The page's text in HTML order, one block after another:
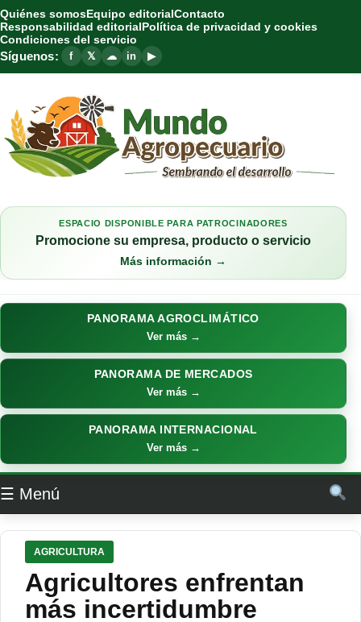
Quiénes somosEquipo editorialContacto
Responsabilidad editorialPolítica de privacidad y cookies
Condiciones del servicio
Síguenos: f 𝕏 ☁ in ▶
ESPACIO DISPONIBLE PARA PATROCINADORES
Promocione su empresa, producto o servicio
Más información →
PANORAMA AGROCLIMÁTICO
Ver más →
PANORAMA DE MERCADOS
Ver más →
PANORAMA INTERNACIONAL
Ver más →
☰ Menú
AGRICULTURA
Agricultores enfrentan
más incertidumbre